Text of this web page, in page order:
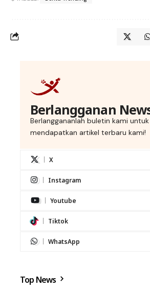
Berlangganan
Berlanggananlah buletin kami
mendapatkan artikel terbaru kami!
X
Instagram
Youtube
Tiktok
WhatsApp
Top News